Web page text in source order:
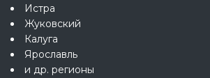
Истра
Жуковский
Калуга
Ярославль
и др. регионы